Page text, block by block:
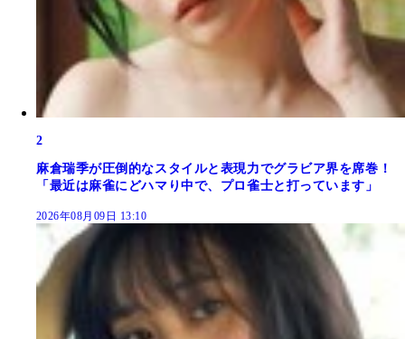
2
麻倉瑞季が圧倒的なスタイルと表現力でグラビア界を席巻！
「最近は麻雀にどハマり中で、プロ雀士と打っています」
2026年08月09日 13:10